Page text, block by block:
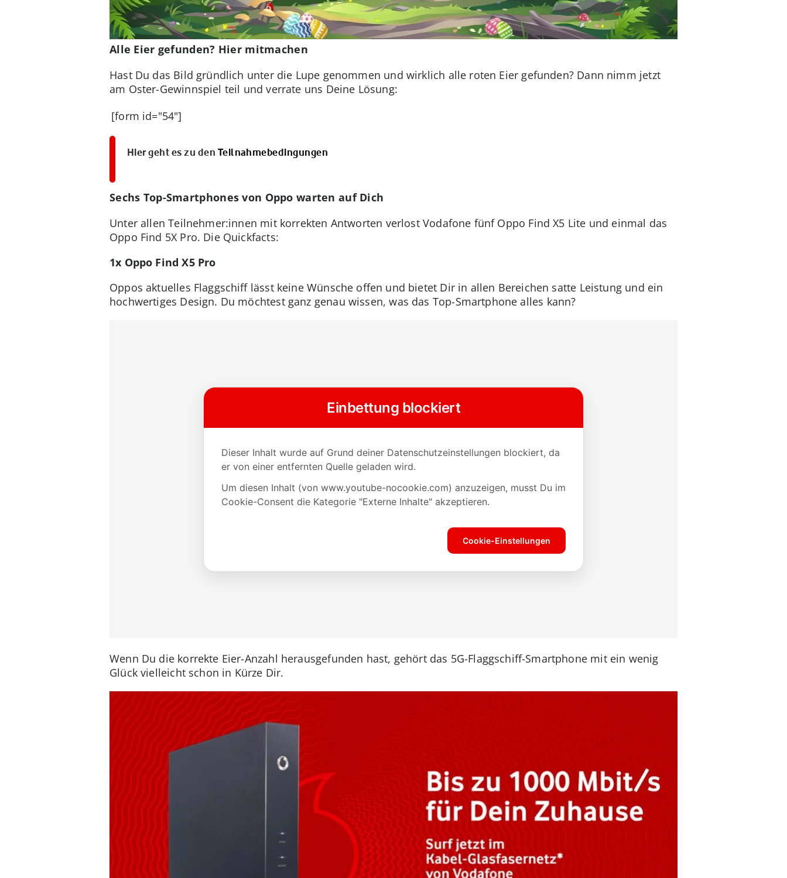
Alle Eier gefunden? Hier mitmachen
Hast Du das Bild gründlich unter die Lupe genommen und wirklich alle roten Eier gefunden? Dann nimm jetzt
am Oster-Gewinnspiel teil und verrate uns Deine Lösung:
[form id="54"]
Hier geht es zu den Teilnahmebedingungen
Sechs Top-Smartphones von Oppo warten auf Dich
Unter allen Teilnehmer:innen mit korrekten Antworten verlost Vodafone fünf Oppo Find X5 Lite und einmal das
Oppo Find 5X Pro. Die Quickfacts:
1x Oppo Find X5 Pro
Oppos aktuelles Flaggschiff lässt keine Wünsche offen und bietet Dir in allen Bereichen satte Leistung und ein
hochwertiges Design. Du möchtest ganz genau wissen, was das Top-Smartphone alles kann?
Wenn Du die korrekte Eier-Anzahl herausgefunden hast, gehört das 5G-Flaggschiff-Smartphone mit ein wenig
Glück vielleicht schon in Kürze Dir.